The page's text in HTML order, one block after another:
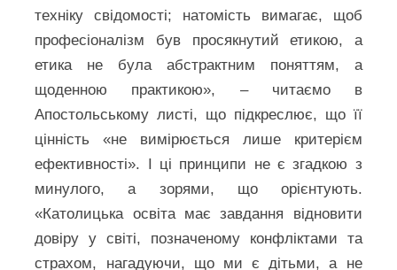
техніку свідомості; натомість вимагає, щоб
професіоналізм був просякнутий етикою, а
етика не була абстрактним поняттям, а
щоденною практикою», – читаємо в
Апостольському листі, що підкреслює, що її
цінність «не вимірюється лише критерієм
ефективності». І ці принципи не є згадкою з
минулого, а зорями, що орієнтують.
«Католицька освіта має завдання відновити
довіру у світі, позначеному конфліктами та
страхом, нагадуючи, що ми є дітьми, а не